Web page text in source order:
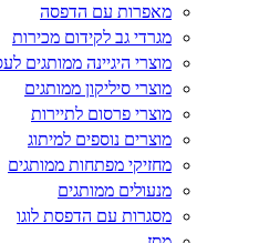
מאפרות עם הדפסה
מגרדי גב לקידום מכירות
מוצרי היגיינה ממותגים
מוצרי סיליקון ממותגים
מוצרי פרסום לתיירות
מוצרים נוספים למיתוג
מחזיקי מפתחות ממותגים
מנעולים ממותגים
מסגרות עם הדפסת לוגו